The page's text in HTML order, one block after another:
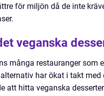
för miljön då de inte
veganska
många restauranger som
har ökat i takt
att hitta veganska